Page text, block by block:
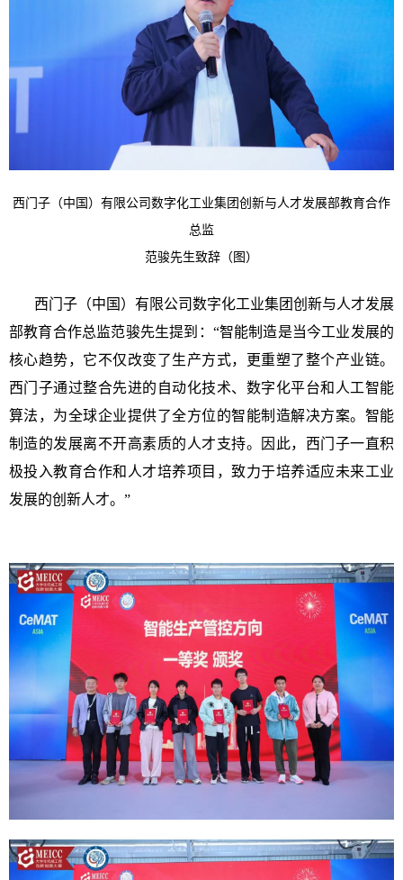
西门子（中国）有限公司数字化工业集团创新与人才发展部教育合作
总监
范骏先生致辞（图）
西门子（中国）有限公司数字化工业集团创新与人才发展
部教育合作总监范骏先生提到：“智能制造是当今工业发展的
核心趋势，它不仅改变了生产方式，更重塑了整个产业链。
西门子通过整合先进的自动化技术、数字化平台和人工智能
算法，为全球企业提供了全方位的智能制造解决方案。智能
制造的发展离不开高素质的人才支持。因此，西门子一直积
极投入教育合作和人才培养项目，致力于培养适应未来工业
发展的创新人才。”